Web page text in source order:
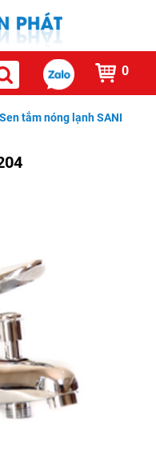
0
Sen tắm nóng lạnh SANI